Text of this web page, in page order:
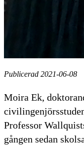
Publicerad 2021-06-08
Moira Ek,
Professor
gången sedan